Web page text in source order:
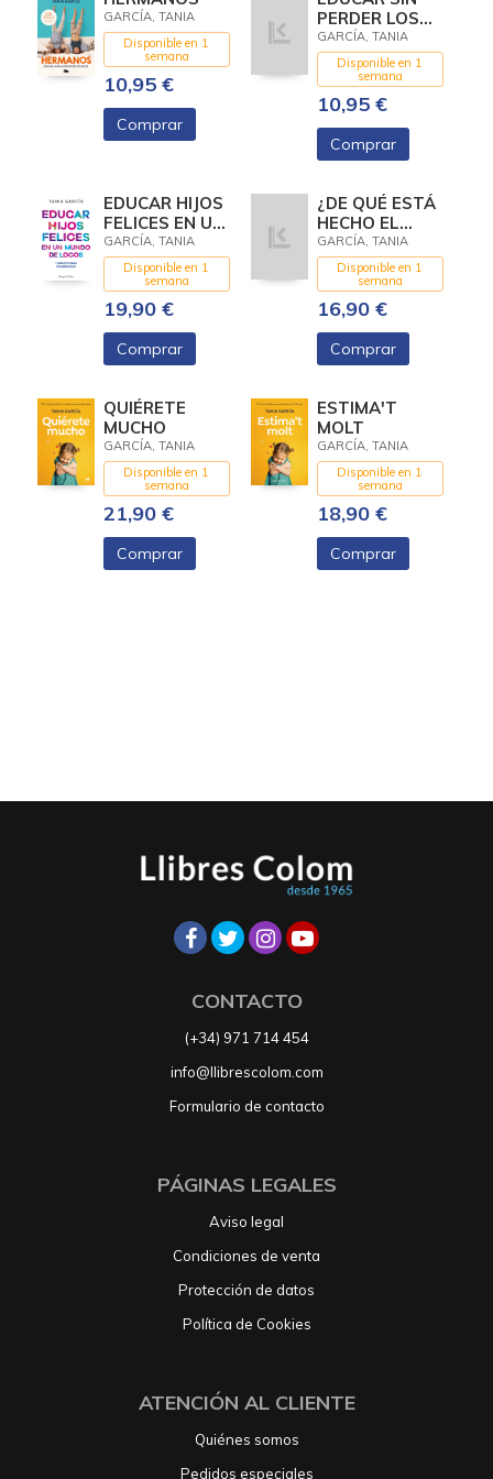
GARCÍA, TANIA
Disponible en 1
semana
10,95 €
Comprar
PERDER LOS
NERVIOS
GARCÍA, TANIA
Disponible en 1
semana
10,95 €
Comprar
EDUCAR HIJOS
FELICES EN UN
MUNDO DE
LOCO
GARCÍA, TANIA
Disponible en 1
semana
19,90 €
Comprar
¿DE QUÉ ESTÁ
HECHO EL
AMOR?
GARCÍA, TANIA
Disponible en 1
semana
16,90 €
Comprar
QUIÉRETE
MUCHO
GARCÍA, TANIA
Disponible en 1
semana
21,90 €
Comprar
ESTIMA'T
MOLT
GARCÍA, TANIA
Disponible en 1
semana
18,90 €
Comprar
CONTACTO
(+34) 971 714 454
info@llibrescolom.com
Formulario de contacto
PÁGINAS LEGALES
Aviso legal
Condiciones de venta
Protección de datos
Política de Cookies
ATENCIÓN AL CLIENTE
Quiénes somos
Pedidos especiales